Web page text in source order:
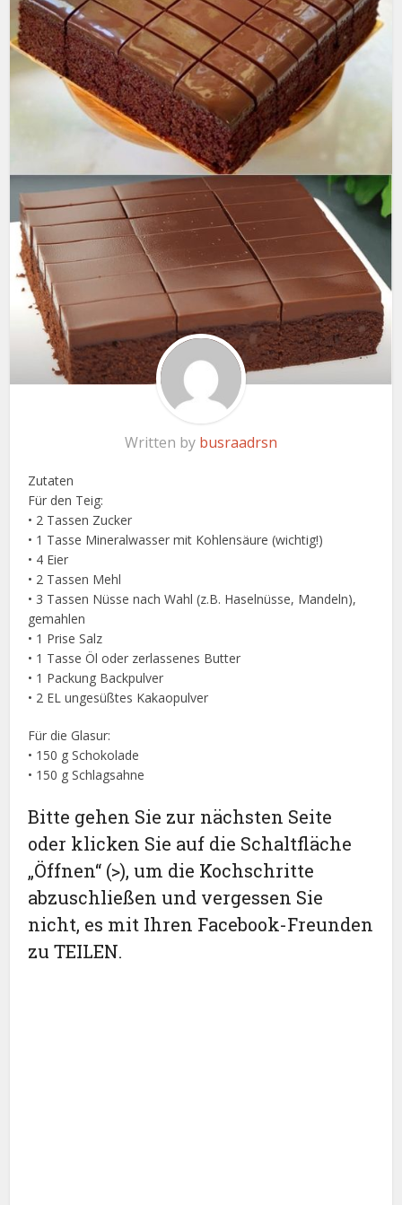
Written by busraadrsn
Zutaten
Für den Teig:
• 2 Tassen Zucker
• 1 Tasse Mineralwasser mit Kohlensäure (wichtig!)
• 4 Eier
• 2 Tassen Mehl
• 3 Tassen Nüsse nach Wahl (z.B. Haselnüsse, Mandeln),
gemahlen
• 1 Prise Salz
• 1 Tasse Öl oder zerlassenes Butter
• 1 Packung Backpulver
• 2 EL ungesüßtes Kakaopulver
Für die Glasur:
• 150 g Schokolade
• 150 g Schlagsahne
Bitte gehen Sie zur nächsten Seite
oder klicken Sie auf die Schaltfläche
„Öffnen“ (>), um die Kochschritte
abzuschließen und vergessen Sie
nicht, es mit Ihren Facebook-Freunden
zu TEILEN.